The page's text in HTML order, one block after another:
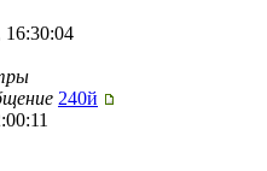
16:30:04
240й